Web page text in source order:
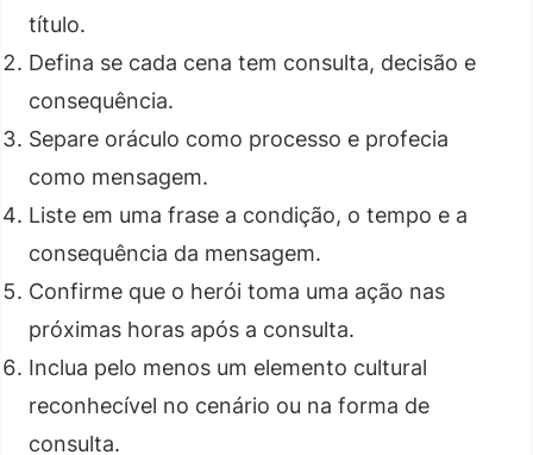
título.
Defina se cada cena tem consulta, decisão e
consequência.
Separe oráculo como processo e profecia
como mensagem.
Liste em uma frase a condição, o tempo e a
consequência da mensagem.
Confirme que o herói toma uma ação nas
próximas horas após a consulta.
Inclua pelo menos um elemento cultural
reconhecível no cenário ou na forma de
consulta.